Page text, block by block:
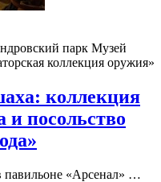
парк Музей
коллекция оружия»
коллекция
посольство
павильоне «Арсенал» …